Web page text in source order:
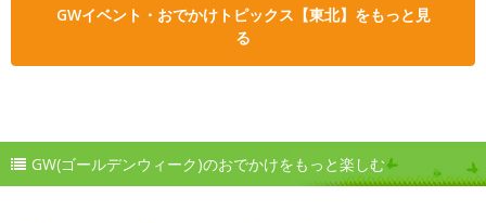
GWイベント・おでかけトピックス【東北】をもっと見
る
GW(ゴールデンウィーク)のおでかけをもっと楽しむ